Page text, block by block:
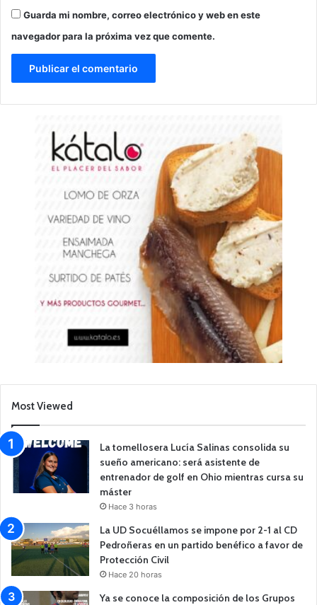
Guarda mi nombre, correo electrónico y web en este
navegador para la próxima vez que comente.
Most Viewed
La tomellosera Lucía Salinas consolida su
sueño americano: será asistente de
entrenador de golf en Ohio mientras cursa su
máster
Hace 3 horas
La UD Socuéllamos se impone por 2-1 al CD
Pedroñeras en un partido benéfico a favor de
Protección Civil
Hace 20 horas
Ya se conoce la composición de los Grupos